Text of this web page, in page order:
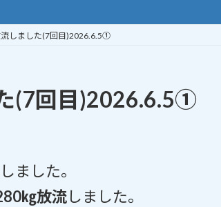
しました(7回目)2026.6.5①
(7回目)2026.6.5①
ました。
㎏放流しました。